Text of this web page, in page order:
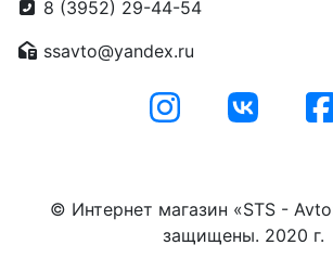
8 (3952) 29-44-54
ssavto@yandex.ru
© Интернет магазин «STS -
защищены. 2020 г.